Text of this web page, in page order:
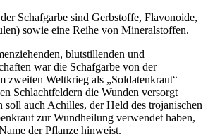
Schafgarbe sind Gerbstoffe, Flavonoide,
sowie eine Reihe von Mineralstoffen.
blutstillenden und
war die Schafgarbe von der
zweiten Weltkrieg als „Soldatenkraut“
Schlachtfeldern die Wunden versorgt
soll auch Achilles, der Held des trojanischen
zur Wundheilung verwendet haben,
der Pflanze hinweist.